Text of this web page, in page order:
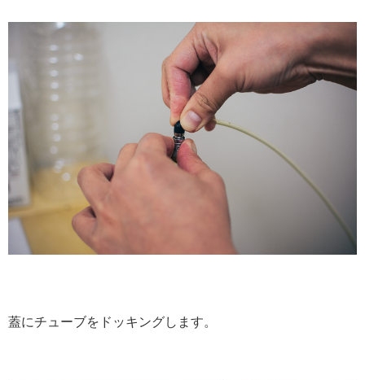
蓋にチューブをドッキングします。